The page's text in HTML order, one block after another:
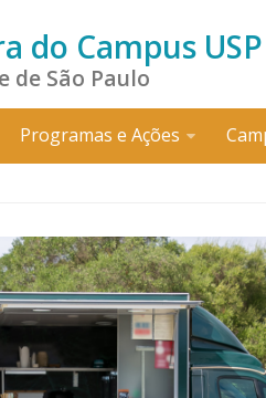
do Campus
de São Paulo
Programas e Ações